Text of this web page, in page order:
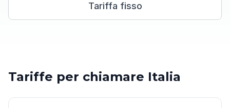
Tariffa fisso
Tariffe per chiamare Italia